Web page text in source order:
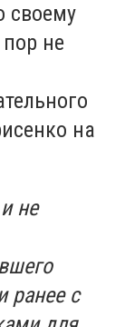
своему
не
на
не
ранее с